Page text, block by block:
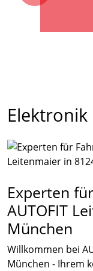
Elektronik
Experten
AUTOFIT
München
Willkommen bei
München - Ihrem